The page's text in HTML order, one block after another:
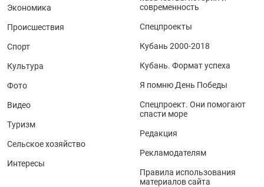
Экономика
Происшествия
Спорт
Культура
Фото
Видео
Туризм
Сельское хозяйство
Интересы
современность
Спецпроекты
Кубань 2000-2018
Кубань. Формат успеха
Я помню День Победы
Спецпроект. Они помогают
спасти море
Редакция
Рекламодателям
Правила использования
материалов сайта